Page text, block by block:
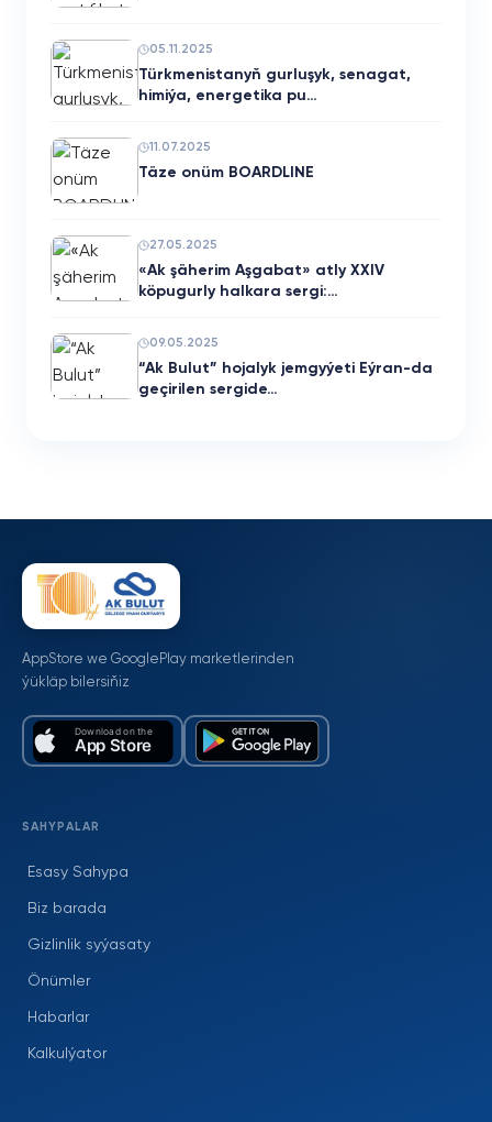
05.11.2025
Türkmenistanyň gurluşyk, senagat,
himiýa, energetika pu…
11.07.2025
Täze onüm BOARDLINE
27.05.2025
«Ak şäherim Aşgabat» atly XXIV
köpugurly halkara sergi:…
09.05.2025
“Ak Bulut” hojalyk jemgyýeti Eýran-da
geçirilen sergide…
AppStore we GooglePlay marketlerinden
ýükläp bilersiňiz
SAHYPALAR
Esasy Sahypa
Biz barada
Gizlinlik syýasaty
Önümler
Habarlar
Kalkulýator